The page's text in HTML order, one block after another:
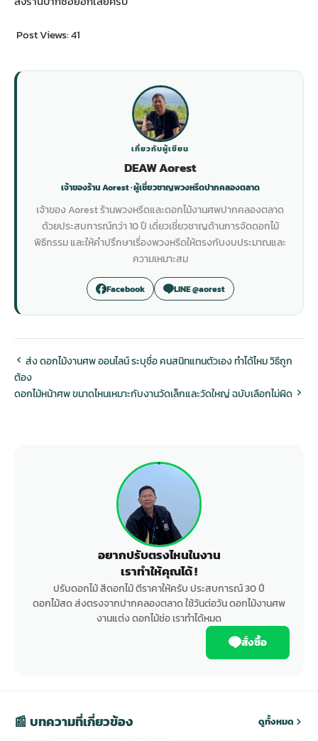
Post Views:41
เกี่ยวกับผู้เขียน
DEAW Aorest
เจ้าของร้าน Aorest · ผู้เชี่ยวชาญพวงหรีดปากคลองตลาด
เจ้าของ Aorest ร้านพวงหรีดและดอกไม้งานศพปากคลองตลาด
ด้วยประสบการณ์กว่า 10 ปี เดี่ยวเชี่ยวชาญด้านการจัดดอกไม้
พิธีกรรม และให้คำปรึกษาเรื่องพวงหรีดให้ตรงกับงบประมาณและ
ความเหมาะสม
Facebook LINE @aorest
ส่ง ดอกไม้งานศพ ออนไลน์ ระบุชื่อ คนสนิทแทนตัวเอง ทำได้ไหม วิธีถูก
ต้อง
ดอกไม้หน้าศพ ขนาดไหนเหมาะกับงานวัดเล็กและวัดใหญ่ ฉบับเลือกไม่ผิด
อยากปรับตรงไหนในงาน
เราทำให้คุณได้ !
ปรับดอกไม้ สีดอกไม้ ตีราคาให้ครับ ประสบการณ์ 30 ปี
ดอกไม้สด ส่งตรงจากปากคลองตลาด ใช้วันต่อวัน ดอกไม้งานศพ
งานแต่ง ดอกไม้ช่อ เราทำได้หมด
สั่งซื้อ
📰 บทความที่เกี่ยวข้อง ดูทั้งหมด